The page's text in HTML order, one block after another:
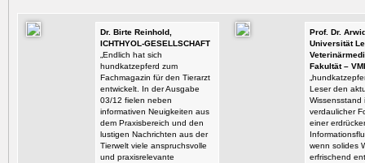
Dr. Birte Reinhold,
ICHTHYOL-GESELLSCHAFT
„Endlich hat sich
hundkatzepferd zum
Fachmagazin für den Tierarzt
entwickelt. In der Ausgabe
03/12 fielen neben
informativen Neuigkeiten aus
dem Praxisbereich und den
lustigen Nachrichten aus der
Tierwelt viele anspruchsvolle
und praxisrelevante
Prof. Dr.
Universität
Fakultät –
Leser den
Wissensstand
verdaulicher
einer
wenn solides
erfrischend